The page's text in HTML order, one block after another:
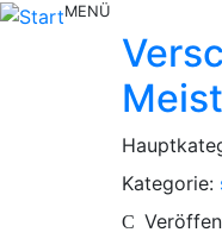
MENÜ
Kategorie: